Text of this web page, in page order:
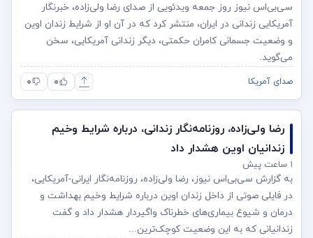
سی‌بی‌اس نیوز روز جمعه ویدئویی از صدای رضا ولی‌زاده، خبرنگار
آمریکایی زندانی در ایران، منتشر کرد که در آن او از شرایط زندان اوین
و وضعیت جسمانی کامران حکمتی، دیگر زندانی آمریکایی، سخن
می‌گوید.
صدای آمریکا ۰ ۰
رضا ولی‌زاده، روزنامه‌نگار زندانی، درباره شرایط وخیم
زندانیان اوین هشدار داد
۱ ساعت پیش
به گزارش سی‌بی‌اس نیوز، رضا ولی‌زاده، روزنامه‌نگار ایرانی-آمریکایی،
در فایلی صوتی از داخل زندان اوین درباره شرایط وخیم بهداشت و
درمان و شیوع بیماری‌های خطرناک واگیردار هشدار داد و گفت
زندانیانی که به این وضعیت کوچک‌ترین...